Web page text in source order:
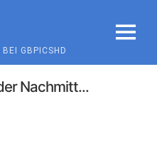
GBPICSHD
MENU
Nachmitt...